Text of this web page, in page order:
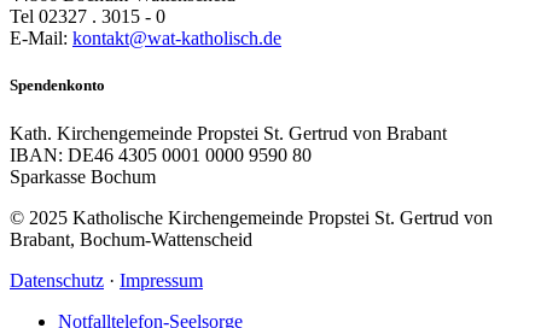
Tel 02327 . 3015 - 0
E-Mail: kontakt@wat-katholisch.de
Spendenkonto
Kath. Kirchengemeinde Propstei St. Gertrud von Brabant
IBAN: DE46 4305 0001 0000 9590 80
Sparkasse Bochum
© 2025 Katholische Kirchengemeinde Propstei St. Gertrud von
Brabant, Bochum-Wattenscheid
Datenschutz · Impressum
Notfalltelefon-Seelsorge